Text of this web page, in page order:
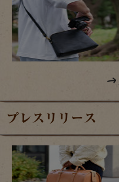
プレスリリース